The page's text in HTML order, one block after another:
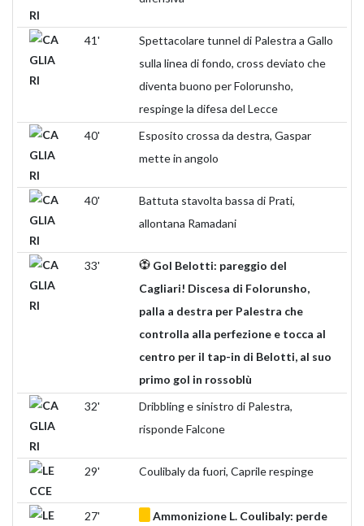
41'
Spettacolare tunnel di Palestra a Gallo
sulla linea di fondo, cross deviato che
diventa buono per Folorunsho,
respinge la difesa del Lecce
40'
Esposito crossa da destra, Gaspar
mette in angolo
40'
Battuta stavolta bassa di Prati,
allontana Ramadani
33'
Gol Belotti: pareggio del
Cagliari! Discesa di Folorunsho,
palla a destra per Palestra che
controlla alla perfezione e tocca al
centro per il tap-in di Belotti, al suo
primo gol in rossoblù
32'
Dribbling e sinistro di Palestra,
risponde Falcone
29' Coulibaly da fuori, Caprile respinge
27'
Ammonizione L. Coulibaly: perde